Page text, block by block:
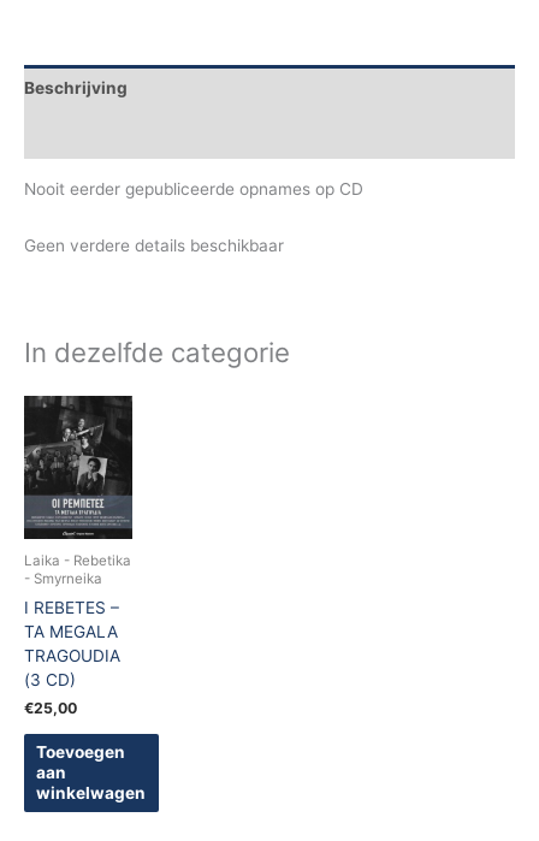
Beschrijving
Nooit eerder gepubliceerde opnames op CD
Geen verdere details beschikbaar
In dezelfde categorie
Laika - Rebetika
- Smyrneika
I REBETES –
TA MEGALA
TRAGOUDIA
(3 CD)
€25,00
Toevoegen
aan
winkelwagen